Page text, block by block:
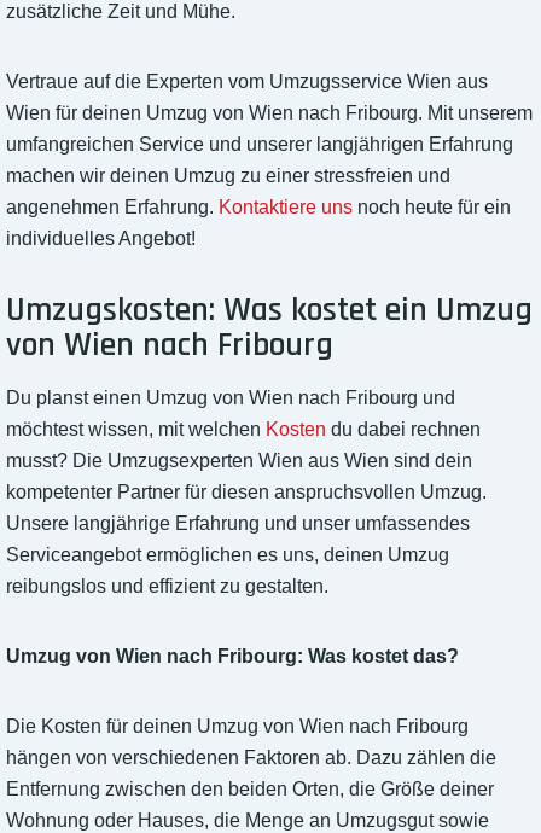
zusätzliche Zeit und Mühe.
Vertraue auf die Experten vom Umzugsservice Wien aus
Wien für deinen Umzug von Wien nach Fribourg. Mit unserem
umfangreichen Service und unserer langjährigen Erfahrung
machen wir deinen Umzug zu einer stressfreien und
angenehmen Erfahrung. Kontaktiere uns noch heute für ein
individuelles Angebot!
Umzugskosten: Was kostet ein Umzug
von Wien nach Fribourg
Du planst einen Umzug von Wien nach Fribourg und
möchtest wissen, mit welchen Kosten du dabei rechnen
musst? Die Umzugsexperten Wien aus Wien sind dein
kompetenter Partner für diesen anspruchsvollen Umzug.
Unsere langjährige Erfahrung und unser umfassendes
Serviceangebot ermöglichen es uns, deinen Umzug
reibungslos und effizient zu gestalten.
Umzug von Wien nach Fribourg: Was kostet das?
Die Kosten für deinen Umzug von Wien nach Fribourg
hängen von verschiedenen Faktoren ab. Dazu zählen die
Entfernung zwischen den beiden Orten, die Größe deiner
Wohnung oder Hauses, die Menge an Umzugsgut sowie